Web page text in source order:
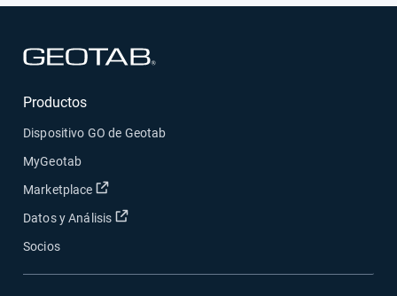
Productos
Dispositivo GO de Geotab
MyGeotab
Marketplace
Abrir en una nueva ventana
Datos y Análisis Abrir en una nueva ventana
Socios